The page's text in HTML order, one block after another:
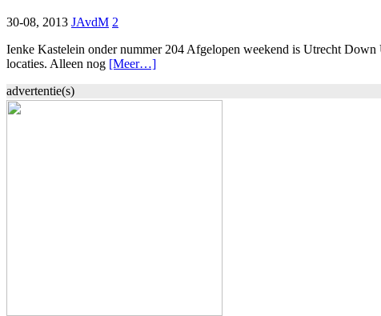
30-08, 2013 JAvdM 2
Ienke Kastelein onder nummer 204 Afgelopen weekend is Utrecht
locaties. Alleen nog [Meer…]
advertentie(s)